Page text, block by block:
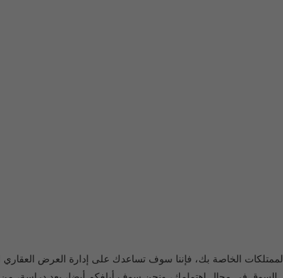
الممتلكات الخاصة بك، فإننا سوف تساعدك على إدارة العرض